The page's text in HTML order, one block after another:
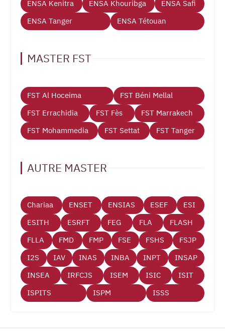
ENSA Kenitra
ENSA Khouribga
ENSA Safi
ENSA Tanger
ENSA Tétouan
MASTER FST
FST Al Hoceima
FST Béni Mellal
FST Errachidia
FST Fès
FST Marrakech
FST Mohammedia
FST Settat FST Tanger
AUTRE MASTER
Chariaa ENSET ENSIAS ESEF
ESI
ESITH
ESRFT FEG FLA
FLASH
FLLA
FMD FMP FSE FSHS
FSJP
I2S
IAV INAS INBA INPT
INSAP
INSEA
IRFCJS ISEM ISIC
ISIT
ISPITS
ISPM ISSS